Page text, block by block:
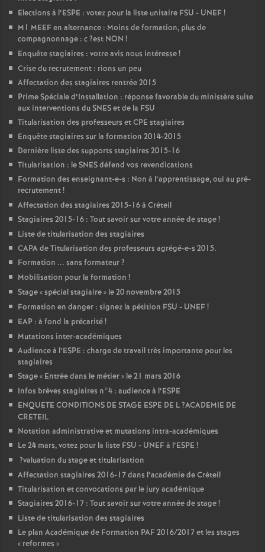
Elections à l’ESPE : votez pour la liste unitaire FSU - UNEF!
M1 MEEFen alternance : Moins de formation, plus de
compagnonnage : c?est NON !
Enquête stagiaires : votre avis nous intéresse!
Crise du recrutement : rions un peu
Affectation des stagiaires rentrée 2015
Prime Spéciale d’Installation : réponse favorable du ministère suite
aux interventions duSNESet de la FSU
Titularisation des professeurs etCPE stagiaires
Enquête stagiaires sur la formation 2014-2015
Dernière liste des supports stagiaires 2015-16
Titularisation : leSNESdéfend vos revendications
Formation des enseignant-e-s : Non à l’apprentissage, oui au pré-
recrutement!
Affectation des stagiaires 2015-16 à Créteil
Stagiaires 2015-16 : Tout savoir sur votre année de stage!
Liste de titularisation des stagiaires
CAPAde Titularisation des professeurs agrégé-e-s 2015.
Formation ... sans formateur?
Mobilisation pour la formation !
Stage «spécial stagiaire» le 20 novembre 2015
Formation en danger : signez la pétition FSU - UNEF!
EAP : à fond la précarité!
Mutations inter-académiques
Audience à l’ESPE : charge de travail très importante pour les
stagiaires
Stage « Entrée dans le métier» le 21 mars 2016
Infos brèves stagiaires n°4 : audience à l’ESPE
ENQUETE CONDITIONS DE STAGE ESPE DE L?ACADEMIE DE
CRETEIL
Notation administrative et mutations intra-académiques
Le 24 mars, votez pour la liste FSU - UNEFà l’ESPE !
?valuation du stage et titularisation
Affectation stagiaires 2016-17 dans l’académie de Créteil
Titularisation et convocations par le jury académique
Stagiaires 2016-17 : Tout savoir sur votre année de stage!
Liste de titularisation des stagiaires
Le plan Académique de Formation PAF2016/2017 et les stages
« reformes »